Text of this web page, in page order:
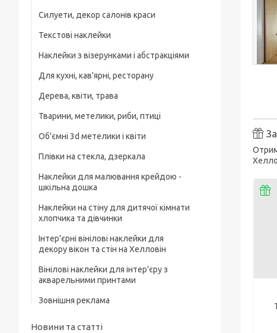
Силуети, декор салонів краси
Текстові наклейки
Наклейки з візерунками і абстракціями
Для кухні, кав'ярні, ресторану
Дерева, квіти, трава
Тварини, метелики, риби, птиці
Об'ємні 3d метелики і квіти
Плівки на стекла, дзеркала
Наклейки для малювання крейдою -
шкільна дошка
Наклейки на стіну для дитячої кімнати
хлопчика та дівчинки
Інтер'єрні вінілові наклейки для
декору вікон та стін на Хелловін
Вінілові наклейки для інтер'єру з
акварельними принтами
Зовнішня реклама
Новини та статті